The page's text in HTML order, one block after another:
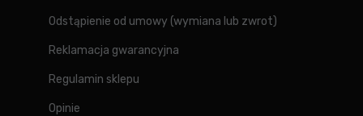
Odstąpienie od umowy (wymiana lub zwrot)
Reklamacja gwarancyjna
Regulamin sklepu
Opinie